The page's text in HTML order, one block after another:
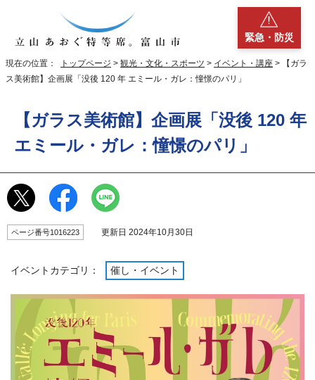
緊急・防災
現在の位置： トップページ > 観光・文化・スポーツ > イベント・講座 > 【ガラ
ス美術館】企画展「没後 120 年 エミール・ガレ：憧憬のパリ」
【ガラス美術館】企画展「没後 120 年
エミール・ガレ：憧憬のパリ」
ページ番号1016223 更新日 2024年10月30日
イベントカテゴリ： 催し・イベント